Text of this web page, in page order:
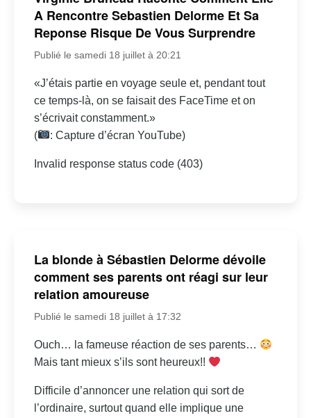
A Rencontre Sebastien Delorme Et Sa
Reponse Risque De Vous Surprendre
Publié le samedi 18 juillet à 20:21
«J’étais partie en voyage seule et, pendant tout
ce temps-là, on se faisait des FaceTime et on
s’écrivait constamment.»
(
: Capture d’écran YouTube)
Invalid response status code (403)
La blonde à Sébastien Delorme dévoile
comment ses parents ont réagi sur leur
relation amoureuse
Publié le samedi 18 juillet à 17:32
Ouch… la fameuse réaction de ses parents…
Mais tant mieux s’ils sont heureux!!
Difficile d’annoncer une relation qui sort de
l’ordinaire, surtout quand elle implique une